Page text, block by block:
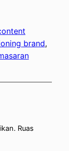
brand ,
Ruas